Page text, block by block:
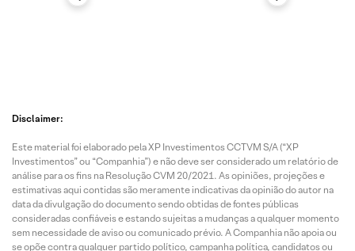
Disclaimer:
Este material foi elaborado pela XP Investimentos CCTVM S/A (“XP
Investimentos” ou “Companhia”) e não deve ser considerado um relatório de
análise para os fins na Resolução CVM 20/2021. As opiniões, projeções e
estimativas aqui contidas são meramente indicativas da opinião do autor na
data da divulgação do documento sendo obtidas de fontes públicas
consideradas confiáveis e estando sujeitas a mudanças a qualquer momento
sem necessidade de aviso ou comunicado prévio. A Companhia não apoia ou
se opõe contra qualquer partido político, campanha política, candidatos ou